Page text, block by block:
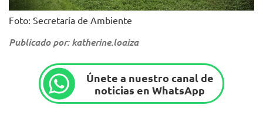
Foto: Secretaría de Ambiente
Publicado por: katherine.loaiza
Únete a nuestro canal de
noticias en WhatsApp